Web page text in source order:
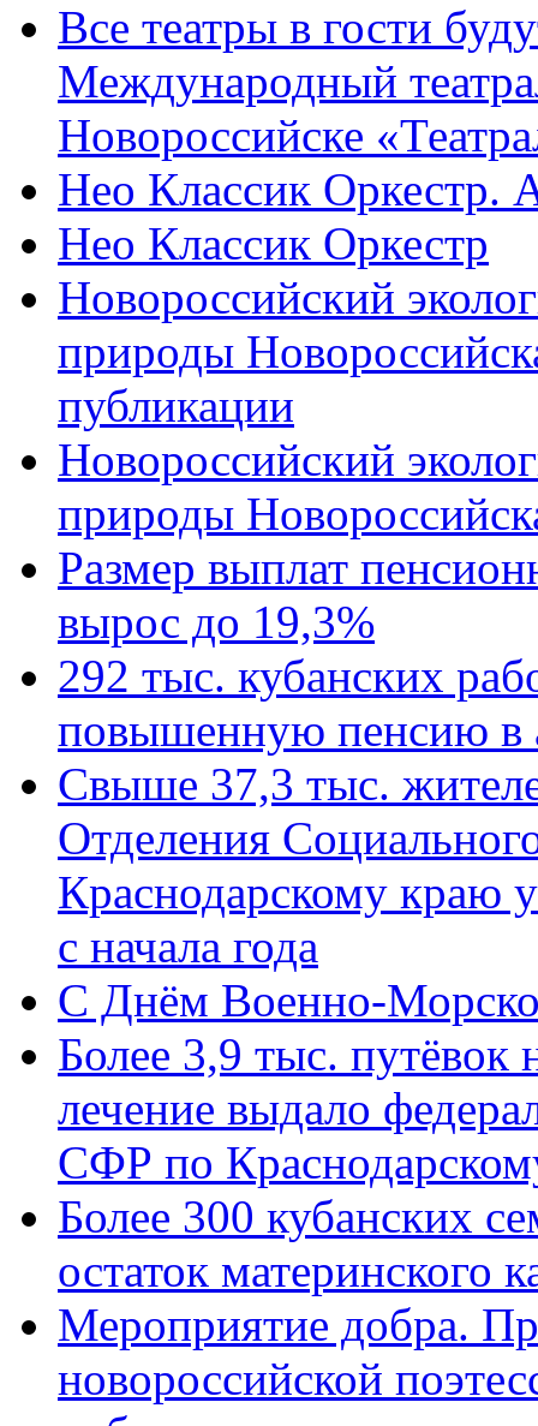
Все театры в гости
Международный
Новороссийске
Нео Классик Оркестр.
Нео Классик Оркестр
Новороссийский
природы
публикации
Новороссийский
природы
Размер выплат
вырос до 19,3%
292 тыс. кубанских
повышенную пенсию в
Свыше 37,3 тыс.
Отделения
Краснодарскому краю
с начала года
C Днём Военно-
Более 3,9 тыс. путёвок
лечение выдало
СФР по
Более 300 кубанских
остаток материнского
Мероприятие добра.
новороссийской